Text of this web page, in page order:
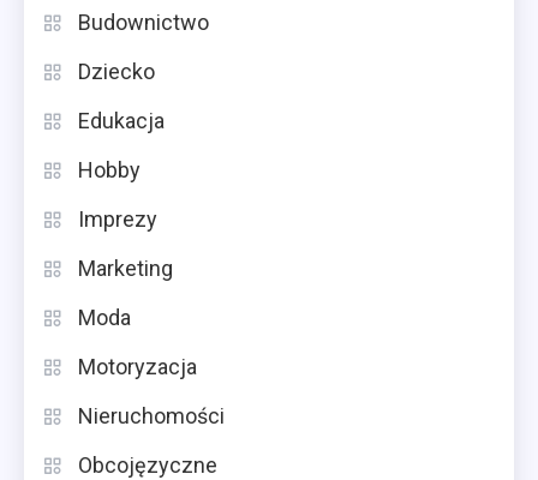
Budownictwo
Dziecko
Edukacja
Hobby
Imprezy
Marketing
Moda
Motoryzacja
Nieruchomości
Obcojęzyczne